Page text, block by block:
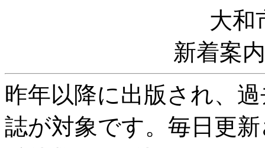
大和
新着案
昨年以降に出版され、
誌が対象です。毎日更